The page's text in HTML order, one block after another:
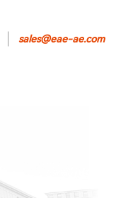
sales@eae-ae.com